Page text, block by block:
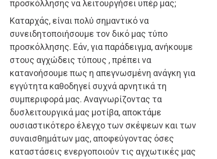
προσκόλλησης να λειτουργήσει υπέρ μας;
Καταρχάς, είναι πολύ σημαντικό να
συνειδητοποιήσουμε τον δικό μας τύπο
προσκόλλησης. Εάν, για παράδειγμα, ανήκουμε
στους αγχώδεις τύπους , πρέπει να
κατανοήσουμε πως η απεγνωσμένη ανάγκη για
εγγύτητα καθοδηγεί συχνά αρνητικά τη
συμπεριφορά μας. Αναγνωρίζοντας τα
δυσλειτουργικά μας μοτίβα, αποκτάμε
ουσιαστικότερο έλεγχο των σκέψεων και των
συναισθημάτων μας, αποφεύγοντας όσες
καταστάσεις ενεργοποιούν τις αγχωτικές μας